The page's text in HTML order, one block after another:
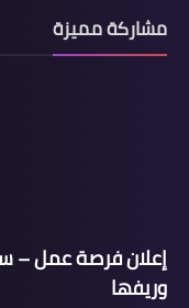
مشاركة مميزة
إعلان فرصة عمل –
وريفها